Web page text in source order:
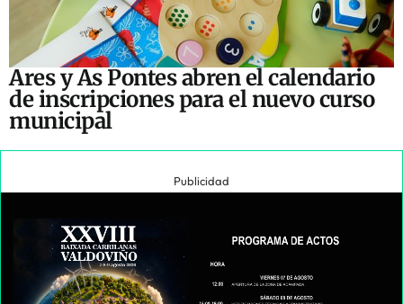
Ares y As Pontes abren el calendario
de inscripciones para el nuevo curso
municipal
Publicidad